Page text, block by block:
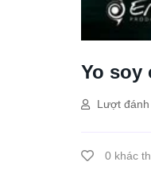
Yo soy
Lượt
0 khác